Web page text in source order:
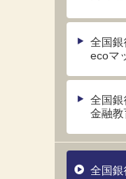
全国銀
ecoマ
全国銀
金融教
全国銀